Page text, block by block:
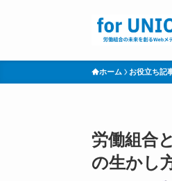
ホーム お役立ち記
労働組合
の生かし